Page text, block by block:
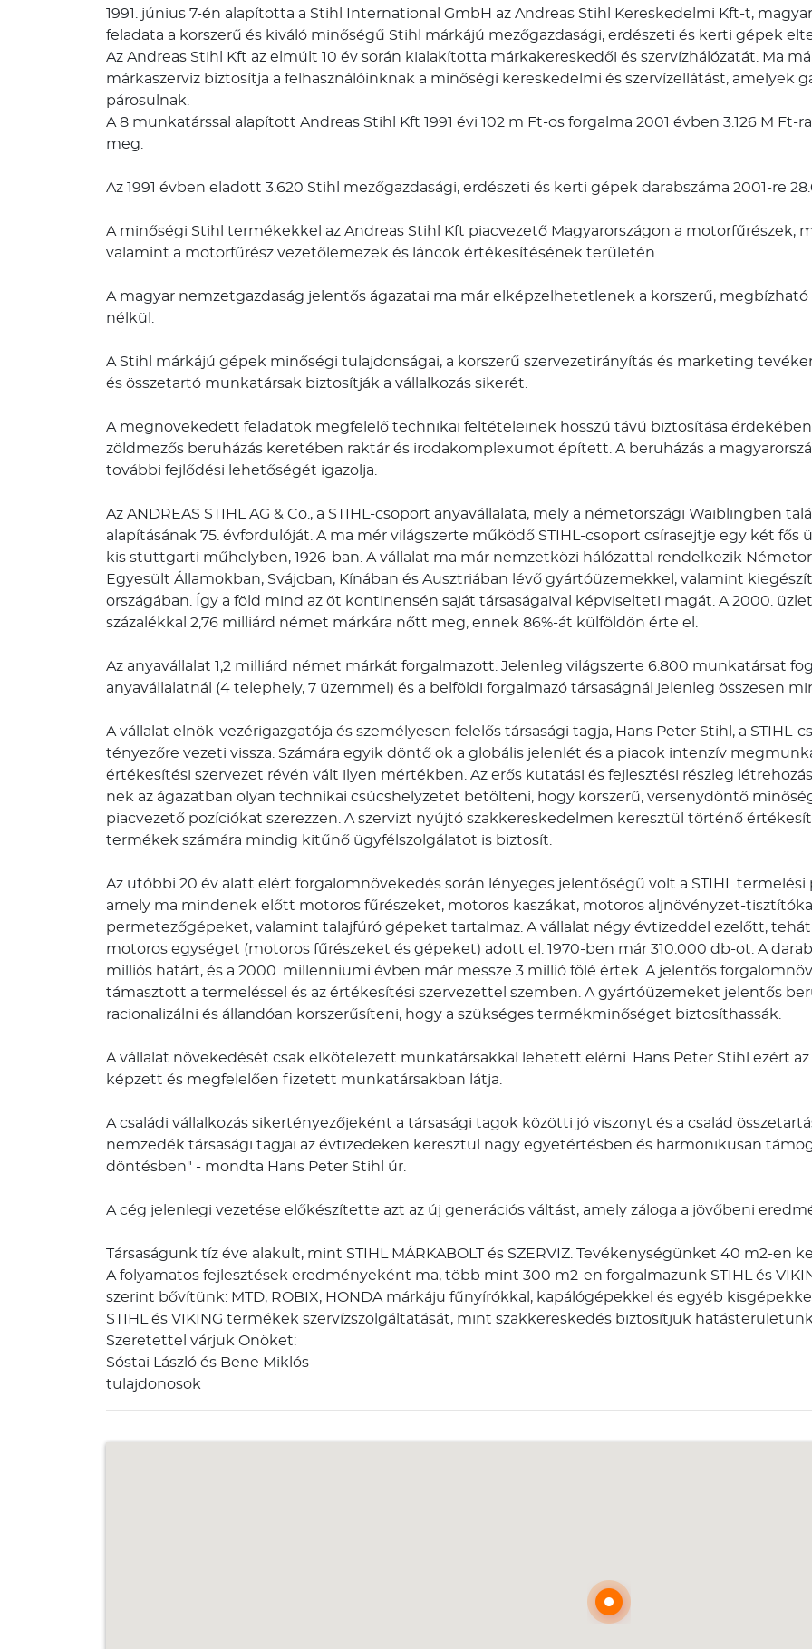
1991. június 7-én alapította a Stihl International GmbH az Andreas Stihl Kereskedelmi Kft-t,
feladata a korszerű és kiváló minőségű Stihl márkájú mezőgazdasági, erdészeti és kerti gépek
Az Andreas Stihl Kft az elmúlt 10 év során kialakította márkakereskedői és szervízhálózatát. Ma
márkaszerviz biztosítja a felhasználóinknak a minőségi kereskedelmi és szervízellátást, amelyek
párosulnak.
A 8 munkatárssal alapított Andreas Stihl Kft 1991 évi 102 m Ft-os forgalma 2001 évben 3.126 M
meg.
Az 1991 évben eladott 3.620 Stihl mezőgazdasági, erdészeti és kerti gépek darabszáma 2001-re
A minőségi Stihl termékekkel az Andreas Stihl Kft piacvezető Magyarországon a motorfűrészek,
valamint a motorfűrész vezetőlemezek és láncok értékesítésének területén.
A magyar nemzetgazdaság jelentős ágazatai ma már elképzelhetetlenek a korszerű,
nélkül.
A Stihl márkájú gépek minőségi tulajdonságai, a korszerű szervezetirányítás és marketing
és összetartó munkatársak biztosítják a vállalkozás sikerét.
A megnövekedett feladatok megfelelő technikai feltételeinek hosszú távú biztosítása érdekében
zöldmezős beruházás keretében raktár és irodakomplexumot épített. A beruházás a
további fejlődési lehetőségét igazolja.
Az ANDREAS STIHL AG & Co., a STIHL-csoport anyavállalata, mely a németországi Waiblingben
alapításának 75. évfordulóját. A ma mér világszerte működő STIHL-csoport csírasejtje egy két
kis stuttgarti műhelyben, 1926-ban. A vállalat ma már nemzetközi hálózattal rendelkezik
Egyesült Államokban, Svájcban, Kínában és Ausztriában lévő gyártóüzemekkel, valamint
országában. Így a föld mind az öt kontinensén saját társaságaival képviselteti magát. A 2000.
százalékkal 2,76 milliárd német márkára nőtt meg, ennek 86%-át külföldön érte el.
Az anyavállalat 1,2 milliárd német márkát forgalmazott. Jelenleg világszerte 6.800 munkatársat
anyavállalatnál (4 telephely, 7 üzemmel) és a belföldi forgalmazó társaságnál jelenleg összesen
A vállalat elnök-vezérigazgatója és személyesen felelős társasági tagja, Hans Peter Stihl, a
tényezőre vezeti vissza. Számára egyik döntő ok a globális jelenlét és a piacok intenzív
értékesítési szervezet révén vált ilyen mértékben. Az erős kutatási és fejlesztési részleg
nek az ágazatban olyan technikai csúcshelyzetet betölteni, hogy korszerű, versenydöntő
piacvezető pozíciókat szerezzen. A szervizt nyújtó szakkereskedelmen keresztül történő
termékek számára mindig kitűnő ügyfélszolgálatot is biztosít.
Az utóbbi 20 év alatt elért forgalomnövekedés során lényeges jelentőségű volt a STIHL
amely ma mindenek előtt motoros fűrészeket, motoros kaszákat, motoros aljnövényzet-
permetezőgépeket, valamint talajfúró gépeket tartalmaz. A vállalat négy évtizeddel ezelőtt, tehát
motoros egységet (motoros fűrészeket és gépeket) adott el. 1970-ben már 310.000 db-ot. A
milliós határt, és a 2000. millenniumi évben már messze 3 millió fölé értek. A jelentős
támasztott a termeléssel és az értékesítési szervezettel szemben. A gyártóüzemeket jelentős
racionalizálni és állandóan korszerűsíteni, hogy a szükséges termékminőséget biztosíthassák.
A vállalat növekedését csak elkötelezett munkatársakkal lehetett elérni. Hans Peter Stihl ezért
képzett és megfelelően fizetett munkatársakban látja.
A családi vállalkozás sikertényezőjeként a társasági tagok közötti jó viszonyt és a család
nemzedék társasági tagjai az évtizedeken keresztül nagy egyetértésben és harmonikusan
döntésben" - mondta Hans Peter Stihl úr.
A cég jelenlegi vezetése előkészítette azt az új generációs váltást, amely záloga a jövőbeni
Társaságunk tíz éve alakult, mint STIHL MÁRKABOLT és SZERVIZ. Tevékenységünket 40 m2-en
A folyamatos fejlesztések eredményeként ma, több mint 300 m2-en forgalmazunk STIHL és
szerint bővítünk: MTD, ROBIX, HONDA márkáju fűnyírókkal, kapálógépekkel és egyéb
STIHL és VIKING termékek szervízszolgáltatását, mint szakkereskedés biztosítjuk
Szeretettel várjuk Önöket:
Sóstai László és Bene Miklós
tulajdonosok